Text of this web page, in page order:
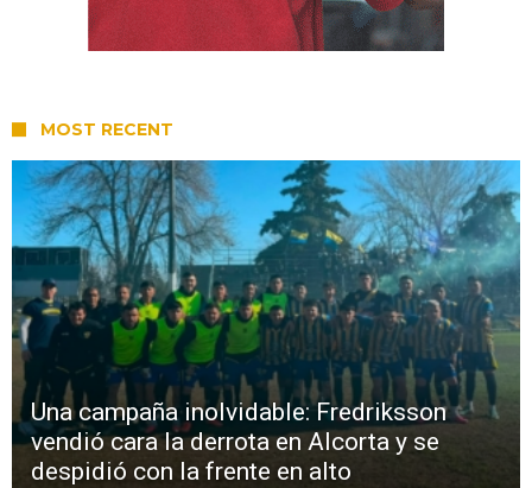
MOST RECENT
Una campaña inolvidable: Fredriksson
vendió cara la derrota en Alcorta y se
despidió con la frente en alto